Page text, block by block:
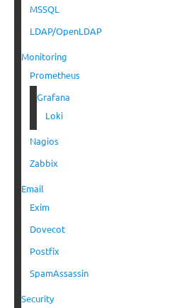
MSSQL
LDAP/OpenLDAP
Monitoring
Prometheus
Grafana
Loki
Nagios
Zabbix
Email
Exim
Dovecot
Postfix
SpamAssassin
Security